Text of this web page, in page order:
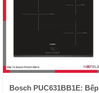
Bosch PUC631BB1E: Bếp